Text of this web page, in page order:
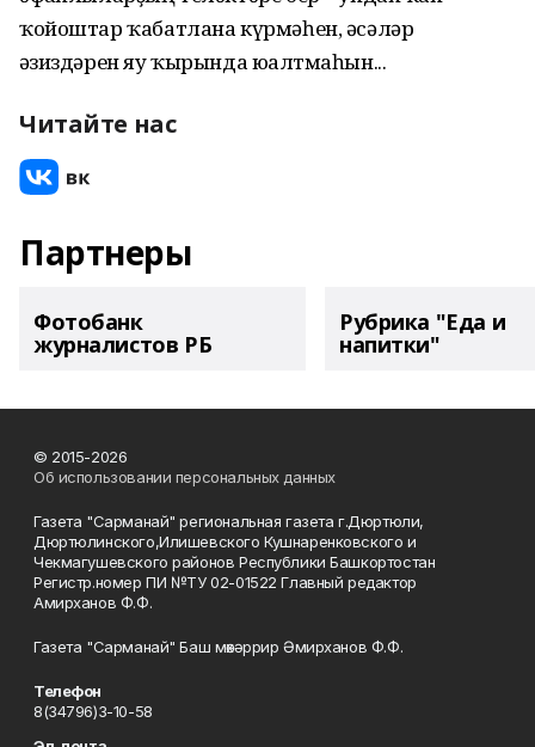
ҡойоштар ҡабатлана күрмәһен, әсәләр
ғәзиздәрен яу ҡырында юғалтмаһын...
Читайте нас
Партнеры
Фотобанк
журналистов РБ
Рубрика "Еда и
напитки"
© 2015-2026
Об использовании персональных данных
Газета "Сарманай" региональная газета г.Дюртюли,
Дюртюлинского,Илишевского Кушнаренковского и
Чекмагушевского районов Республики Башкортостан
Регистр.номер ПИ №ТУ 02-01522 Главный редактор
Амирханов Ф.Ф.
Газета "Сарманай" Баш мөхәррир Әмирханов Ф.Ф.
Телефон
8(34796)3-10-58